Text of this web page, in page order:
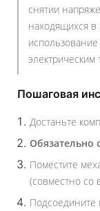
снятии
находящихся в
электрическим
Пошаговая
Достаньте
Обязательно
Поместите
(совместно со
Подсоедините